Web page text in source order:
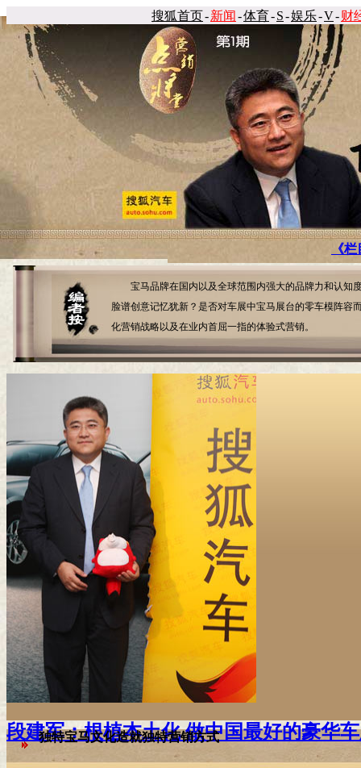
搜狐首页-新闻 -体育-S-娱乐-V-财
《
宝马品牌在国内以及全球范围内强大的品牌力和认知度毋
脸谱创意记忆犹新？是否对车展中宝马展台的零车模阵容
化营销战略以及在业内首屈一指的体验式营销。
段建军：根植本土化 做中国最好的豪华
独特宝马文化造就独特营销方式